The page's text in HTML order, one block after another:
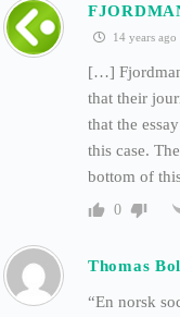
14 years ago
[…]
that their
that the
this case.
bottom of
0
Thomas
“En norsk